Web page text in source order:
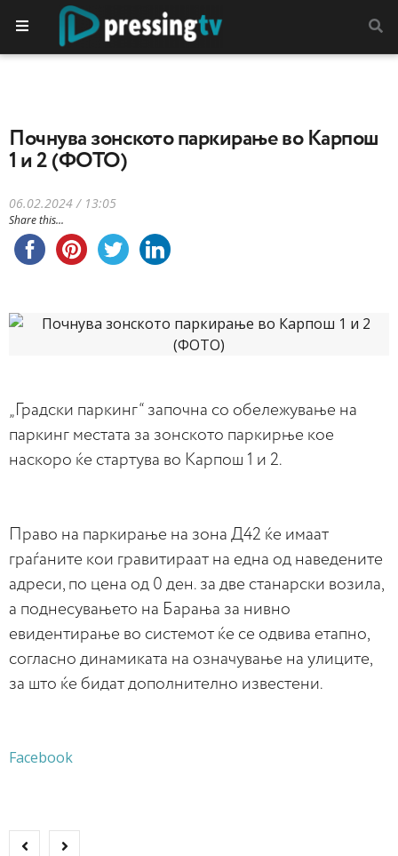
Почнува зонското паркирање во Карпош
1 и 2 (ФОТО)
06.02.2024 / 13:05
Share this...
„Градски паркинг“ започна со обележување на
паркинг местата за зонското паркирње кое
наскоро ќе стартува во Карпош 1 и 2.
Право на паркирање на зона Д42 ќе имаат
граѓаните кои гравитираат на една од наведените
адреси, по цена од 0 ден. за две станарски возила,
а поднесувањето на Барања за нивно
евидентирање во системот ќе се одвива етапно,
согласно динамиката на означување на улиците,
за што ќе бидат дополнително известени.
Facebook